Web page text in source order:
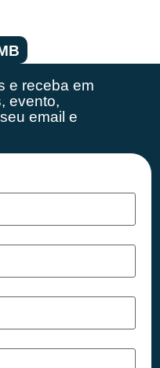
e receba em
evento,
email e